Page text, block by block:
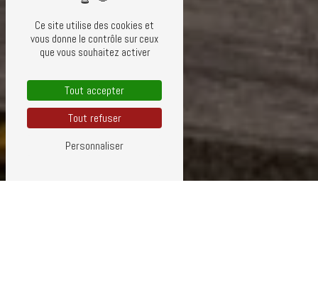
Ce site utilise des cookies et
vous donne le contrôle sur ceux
que vous souhaitez activer
Tout accepter
Tout refuser
Personnaliser